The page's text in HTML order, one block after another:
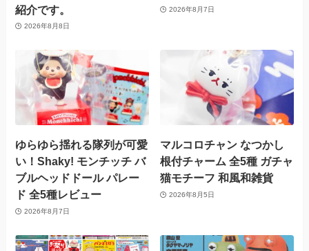
紹介です。
2026年8月8日
2026年8月7日
ゆらゆら揺れる隊列が可愛
い！Shaky! モンチッチ バ
ブルヘッドドール パレー
ド 全5種レビュー
2026年8月7日
マルコロチャン なつかし
根付チャーム 全5種 ガチャ
猫モチーフ 和風和雑貨
2026年8月5日